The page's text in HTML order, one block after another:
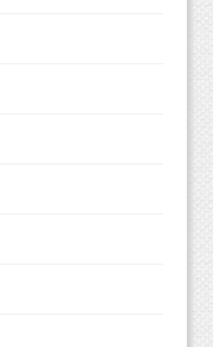
さいね！！
りがとうございます
）に撮影でき
ですか。
。写真だけで
ざいました♡
す！
ったから。
世話になり、
よろしくお願
ジオミルクを選
景の種類の多